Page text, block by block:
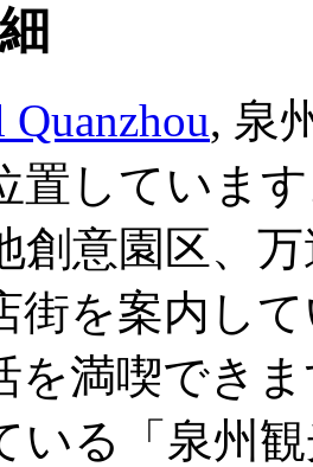
, 泉
置していま
創意園区、
街を案内し
を満喫でき
いる「泉州